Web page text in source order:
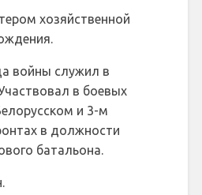
хозяйственной
войны служил в
в боевых
и 3-м
в должности
батальона.